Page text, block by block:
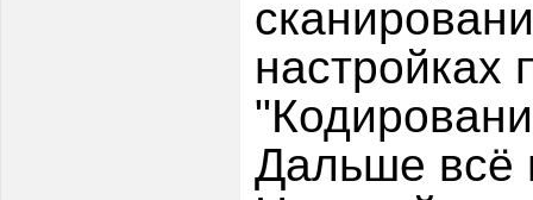
настройках
Дальше всё